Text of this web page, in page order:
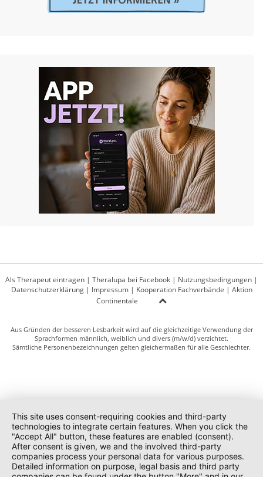
Als Therapeut eintragen | Theralupa bei Facebook | Nutzungsbedingungen |
Datenschutzerklärung| Impressum| Kooperation Fachverbände | Aktion
Continentale
Aus Gründen der besseren Lesbarkeit wird auf die gleichzeitige Verwendung der
Sprachformen männlich, weiblich und divers (m/w/d) verzichtet.
Sämtliche Personenbezeichnungen gelten gleichermaßen für alle Geschlechter.
This site uses consent-requiring cookies and third-party
technologies to integrate certain features. When you click the
"Accept All" button, these features are enabled (consent).
After consent is given, we and the involved third-party
companies process your personal data for various purposes.
Detailed information on purpose, legal basis and third party